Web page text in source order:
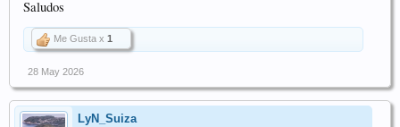
Saludos
Me Gusta x 1
28 May 2026
LyN_Suiza